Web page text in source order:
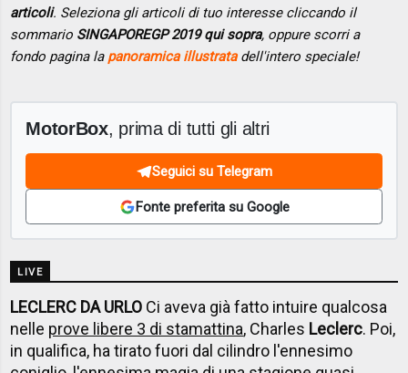
articoli. Seleziona gli articoli di tuo interesse cliccando il
sommario SINGAPOREGP 2019 qui sopra, oppure scorri a
fondo pagina la panoramica illustratadell'intero speciale!
MotorBox, prima di tutti gli altri
Seguici su Telegram
Fonte preferita su Google
LIVE
LECLERC DA URLO Ci aveva già fatto intuire qualcosa
nelle prove libere 3 di stamattina, Charles Leclerc. Poi,
in qualifica, ha tirato fuori dal cilindro l'ennesimo